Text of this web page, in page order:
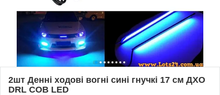
2шт Денні ходові вогні сині гнучкі 17 см ДХО
DRL COB LED